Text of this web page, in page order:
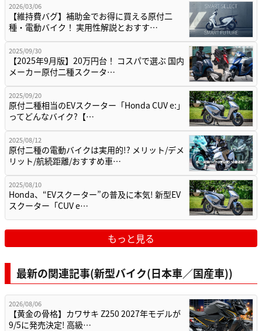
2026/03/06
【維持費バグ】補助金でお得に買える原付二
種・電動バイク！ 実用性解説とおすす…
2025/09/30
【2025年9月版】20万円台！ コスパで選ぶ 国内
メーカー原付二種スクータ…
2025/09/20
原付二種相当のEVスクーター「Honda CUV e:」
ってどんなバイク?【…
2025/08/12
原付二種の電動バイクは実用的!? メリット/デメ
リット/航続距離/おすすめ車…
2025/08/10
Honda、“EVスクーター”の普及に本気! 新型EV
スクーター「CUV e…
もっと見る
最新の関連記事(新型バイク(日本車／国産車))
2026/08/06
【黄金の骨格】カワサキ Z250 2027年モデルが
9/5に発売決定! 高級…